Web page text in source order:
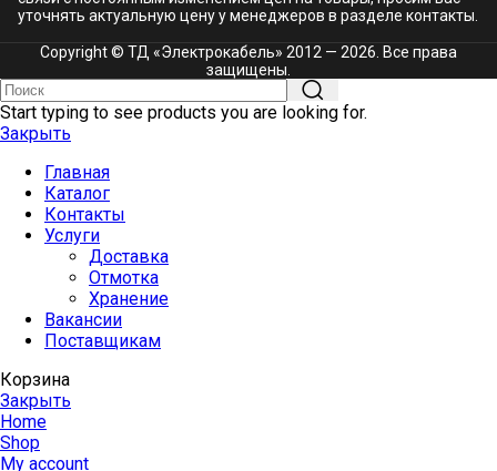
уточнять актуальную цену у менеджеров в разделе контакты.
Copyright © ТД «Электрокабель»​ 2012 — 2026. Все права
защищены.
Start typing to see products you are looking for.
Закрыть
Главная
Каталог
Контакты
Услуги
Доставка
Отмотка
Хранение
Вакансии
Поставщикам
Корзина
Закрыть
Home
Shop
My account